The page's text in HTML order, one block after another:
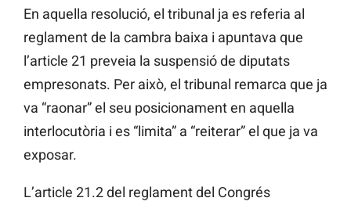
En aquella resolució, el tribunal ja es referia al
reglament de la cambra baixa i apuntava que
l’article 21 preveia la suspensió de diputats
empresonats. Per això, el tribunal remarca que ja
va “raonar” el seu posicionament en aquella
interlocutòria i es “limita” a “reiterar” el que ja va
exposar.
L’article 21.2 del reglament del Congrés